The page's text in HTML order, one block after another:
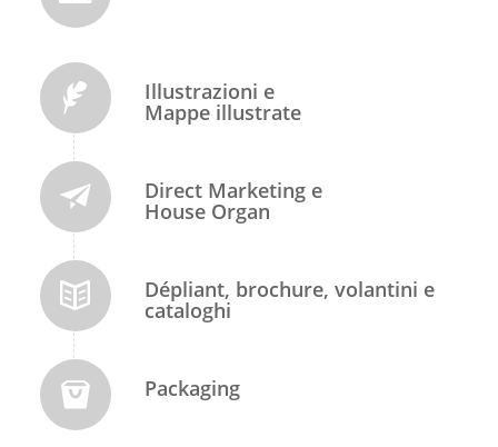
Illustrazioni e
Mappe illustrate
Direct Marketing e
House Organ
Dépliant, brochure, volantini e
cataloghi
Packaging